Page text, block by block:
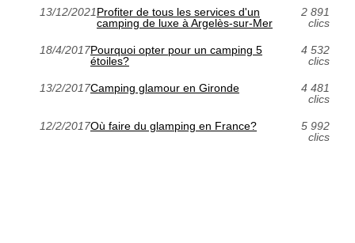
13/12/2021Profiter de tous les services d'un
camping de luxe à Argelès-sur-Mer
2 891
clics
18/4/2017Pourquoi opter pour un camping 5
étoiles?
4 532
clics
13/2/2017Camping glamour en Gironde
4 481
clics
12/2/2017Où faire du glamping en France?
5 992
clics